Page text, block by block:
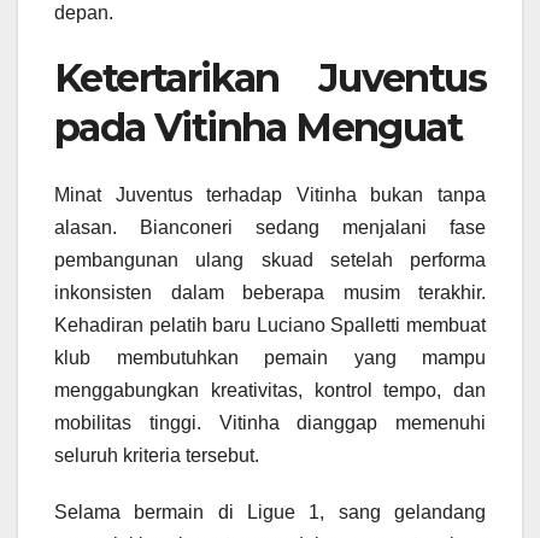
depan.
Ketertarikan Juventus
pada Vitinha Menguat
Minat Juventus terhadap Vitinha bukan tanpa
alasan. Bianconeri sedang menjalani fase
pembangunan ulang skuad setelah performa
inkonsisten dalam beberapa musim terakhir.
Kehadiran pelatih baru Luciano Spalletti membuat
klub membutuhkan pemain yang mampu
menggabungkan kreativitas, kontrol tempo, dan
mobilitas tinggi. Vitinha dianggap memenuhi
seluruh kriteria tersebut.
Selama bermain di Ligue 1, sang gelandang